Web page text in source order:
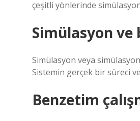
çeşitli yönlerinde
Simülasyon ve
Simülasyon veya
Sistemin gerçek bir süreci
Benzetim